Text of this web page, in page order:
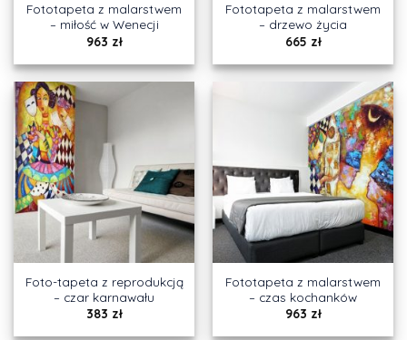
Fototapeta z malarstwem
– miłość w Wenecji
963 zł
Fototapeta z malarstwem
– drzewo życia
665 zł
Foto-tapeta z reprodukcją
– czar karnawału
383 zł
Fototapeta z malarstwem
– czas kochanków
963 zł